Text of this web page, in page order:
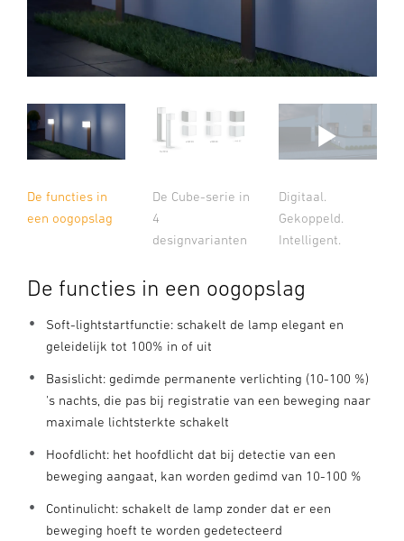
De functies in
een oogopslag
De Cube-serie in
4
designvarianten
Digitaal.
Gekoppeld.
Intelligent.
De functies in een oogopslag
Soft-lightstartfunctie: schakelt de lamp elegant en
geleidelijk tot 100% in of uit
Basislicht: gedimde permanente verlichting (10-100 %)
's nachts, die pas bij registratie van een beweging naar
maximale lichtsterkte schakelt
Hoofdlicht: het hoofdlicht dat bij detectie van een
beweging aangaat, kan worden gedimd van 10-100 %
Continulicht: schakelt de lamp zonder dat er een
beweging hoeft te worden gedetecteerd